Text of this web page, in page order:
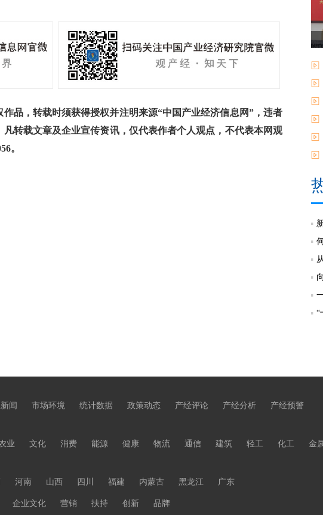
，转载时须获得授权并注明来源“中国产业经济信息网”，违者
转载文章及企业宣传资讯，仅代表作者个人观点，不代表本网观
。
“
闻 市场环境 统计数据 政策动态 产经评论 产经分析
产经预警
业 文化 消费 能源 健康 物流 通信 建筑 轻工 化工
金
河南 山西 四川 福建 内蒙古 黑龙江 广东
企业文化 营销 扶持 创新 品牌